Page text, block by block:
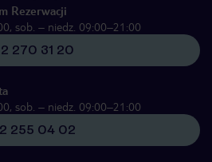
Rezerwacji
sob. – niedz. 09:00–21:00
270 31 20
sob. – niedz. 09:00–21:00
255 04 02